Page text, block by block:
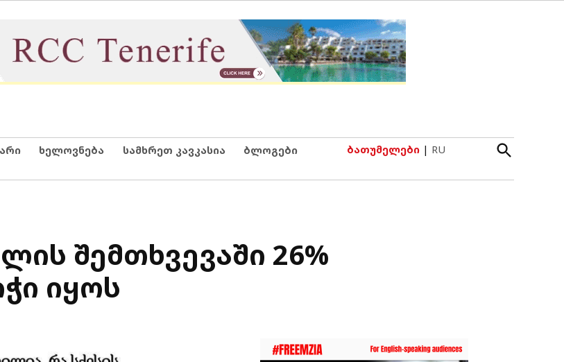
ხელოვნება სამხრეთ კავკასია ბლოგები ბათუმელები | RU
Open
Search
შემთხვევაში 26%
იყოს